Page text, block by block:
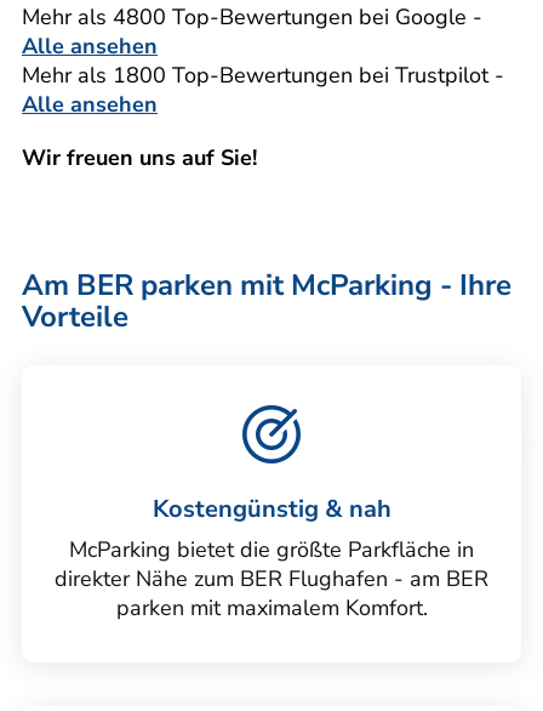
Mehr als 4800 Top-Bewertungen bei Google -
Alle ansehen
Mehr als 1800 Top-Bewertungen bei Trustpilot -
Alle ansehen
Wir freuen uns auf Sie!
Am BER parken mit McParking - Ihre
Vorteile
Kostengünstig & nah
McParking bietet die größte Parkfläche in
direkter Nähe zum BER Flughafen - am BER
parken mit maximalem Komfort.